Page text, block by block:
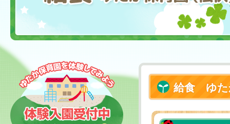
給食 ゆた